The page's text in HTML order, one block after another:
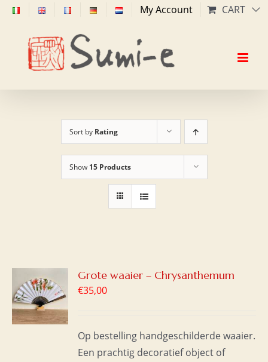
Skip
content
My Account CART
Sort by Rating
Show 15 Products
Grote waaier – Chrysanthemum
€35,00
Op bestelling handgeschilderde waaier.
Een prachtig decoratief object of